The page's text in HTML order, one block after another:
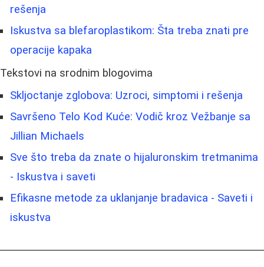
rešenja
Iskustva sa blefaroplastikom: Šta treba znati pre
operacije kapaka
Tekstovi na srodnim blogovima
Skljoctanje zglobova: Uzroci, simptomi i rešenja
Savršeno Telo Kod Kuće: Vodič kroz Vežbanje sa
Jillian Michaels
Sve što treba da znate o hijaluronskim tretmanima
- Iskustva i saveti
Efikasne metode za uklanjanje bradavica - Saveti i
iskustva